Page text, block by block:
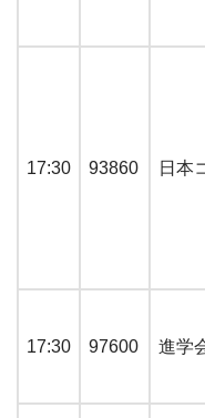
17:30 93860 日本
17:30 97600 進学